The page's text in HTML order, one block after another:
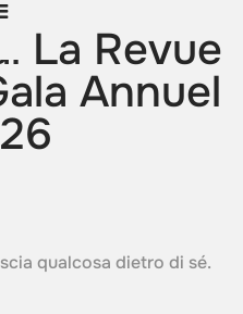
La Revue
Annuel
qualcosa dietro di sé.